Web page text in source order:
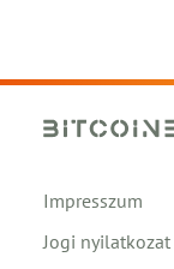
Impresszum
Jogi nyilatkozat